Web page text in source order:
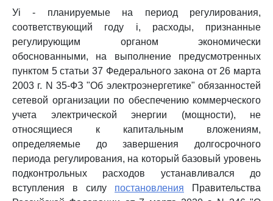
Уi - планируемые на период регулирования,
соответствующий году i, расходы, признанные
регулирующим органом экономически
обоснованными, на выполнение предусмотренных
пунктом 5 статьи 37 Федерального закона от 26 марта
2003 г. N 35-ФЗ "Об электроэнергетике" обязанностей
сетевой организации по обеспечению коммерческого
учета электрической энергии (мощности), не
относящиеся к капитальным вложениям,
определяемые до завершения долгосрочного
периода регулирования, на который базовый уровень
подконтрольных расходов устанавливался до
вступления в силу постановления Правительства